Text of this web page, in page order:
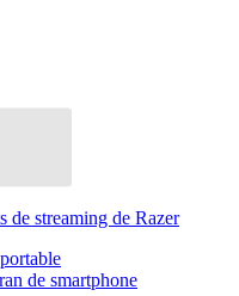
de streaming de Razer
de smartphone